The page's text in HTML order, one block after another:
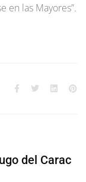
en las Mayores”.
del Carac